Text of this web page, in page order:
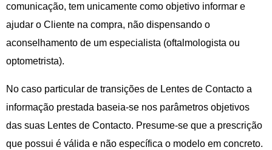
comunicação, tem unicamente como objetivo informar e
ajudar o Cliente na compra, não dispensando o
aconselhamento de um especialista (oftalmologista ou
optometrista).
No caso particular de transições de Lentes de Contacto a
informação prestada baseia-se nos parâmetros objetivos
das suas Lentes de Contacto. Presume-se que a prescrição
que possui é válida e não específica o modelo em concreto.